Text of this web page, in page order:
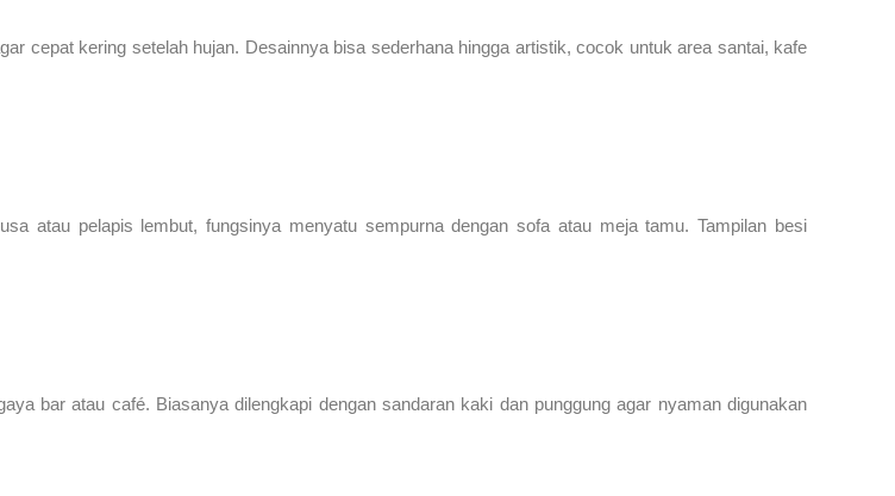
cepat kering setelah hujan. Desainnya bisa sederhana hingga artistik, cocok untuk area santai, kafe
atau pelapis lembut, fungsinya menyatu sempurna dengan sofa atau meja tamu. Tampilan besi
bar atau café. Biasanya dilengkapi dengan sandaran kaki dan punggung agar nyaman digunakan